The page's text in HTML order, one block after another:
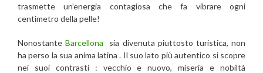
trasmette un’energia contagiosa che fa vibrare ogni
centimetro della pelle!
NonostanteBarcellona sia divenuta piuttosto turistica, non
ha perso la sua anima latina . Il suo lato più autentico si scopre
nei suoi contrasti : vecchio e nuovo, miseria e nobiltà